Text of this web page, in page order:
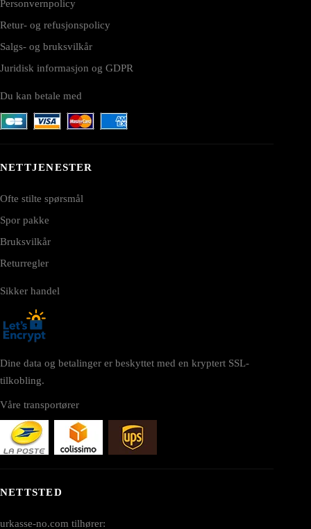
Personvernpolicy
Retur- og refusjonspolicy
Salgs- og bruksvilkår
Juridisk informasjon og GDPR
Du kan betale med
NETTJENESTER
Ofte stilte spørsmål
Spor pakke
Bruksvilkår
Returregler
Sikker handel
Dine data og betalinger er beskyttet med en kryptert SSL-
tilkobling.
Våre transportører
NETTSTED
urkasse-no.com tilhører: